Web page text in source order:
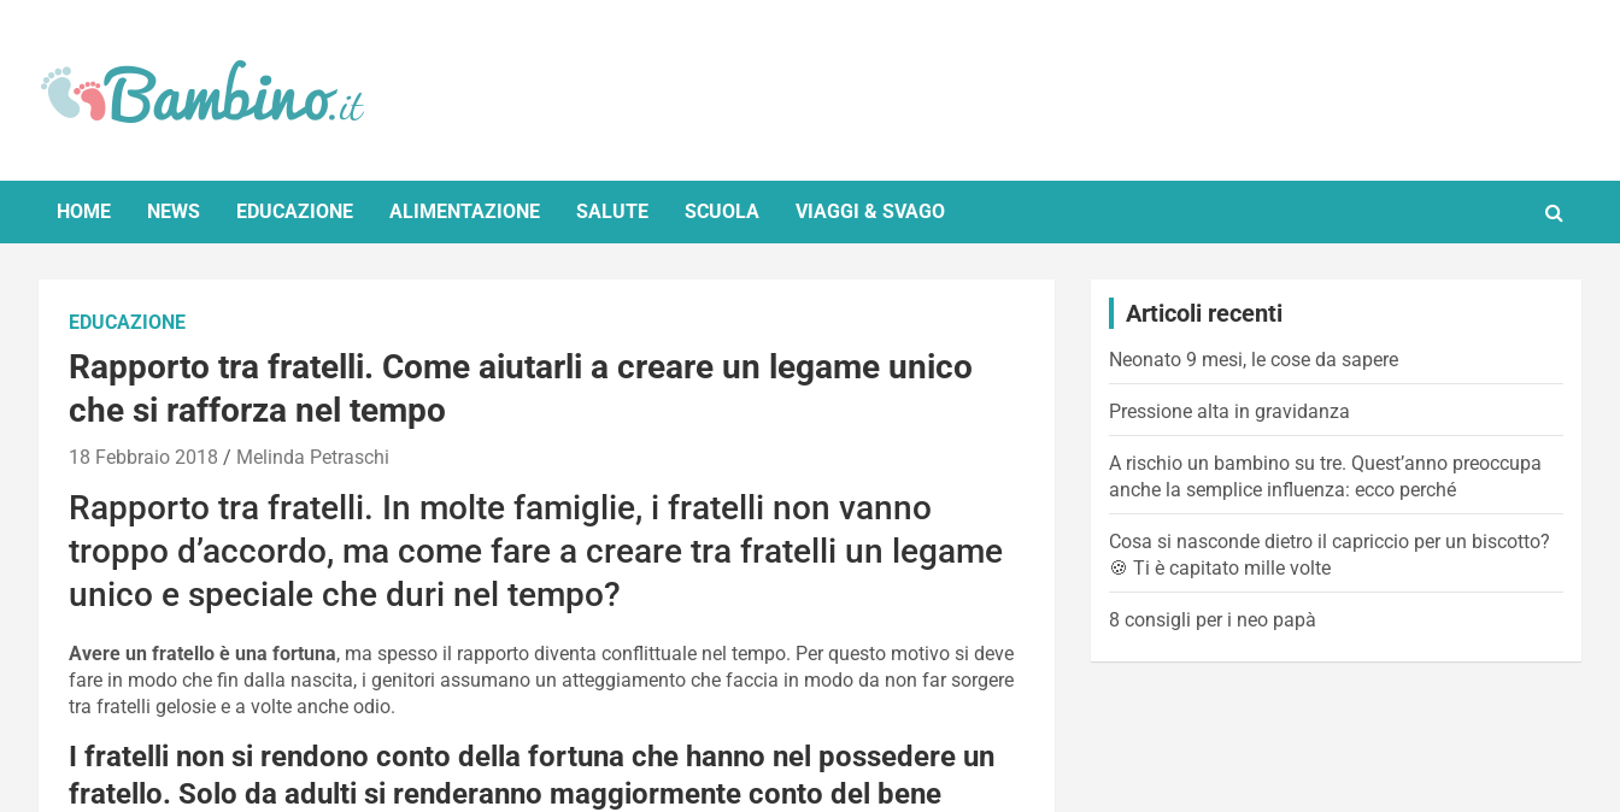
content
Bambino.it
HOME NEWS EDUCAZIONE ALIMENTAZIONE SALUTE SCUOLA VIAGGI & SVAGO
EDUCAZIONE
Rapporto tra fratelli. Come aiutarli a creare un legame unico
che si rafforza nel tempo
18 Febbraio 2018 Melinda Petraschi
Rapporto tra fratelli. In molte famiglie, i fratelli non vanno
troppo d’accordo, ma come fare a creare tra fratelli un legame
unico e speciale che duri nel tempo?
Avere un fratello è una fortuna, ma spesso il rapporto diventa conflittuale nel tempo. Per questo motivo si deve
fare in modo che fin dalla nascita, i genitori assumano un atteggiamento che faccia in modo da non far sorgere
tra fratelli gelosie e a volte anche odio.
I fratelli non si rendono conto della fortuna che hanno nel possedere un
fratello. Solo da adulti si renderanno maggiormente conto del bene
Articoli recenti
Neonato 9 mesi, le cose da sapere
Pressione alta in gravidanza
A rischio un bambino su tre. Quest’anno preoccupa
anche la semplice influenza: ecco perché
Cosa si nasconde dietro il capriccio per un biscotto?
🍪 Ti è capitato mille volte
8 consigli per i neo papà